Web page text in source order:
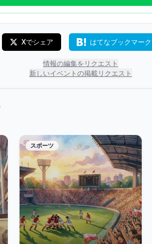
Xでシェア はてなブックマーク
情報の編集をリクエスト
新しいイベントの掲載リクエスト
スポーツ